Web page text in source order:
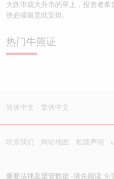
大跌市或大升市的早上，投资者希
便必须留意此安排。
热门牛熊证
简体中文 繁体中文
联系我们 网站地图 私隐声明
重要法律及槼管数据 -请先阅读 免